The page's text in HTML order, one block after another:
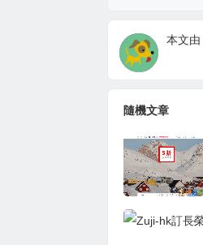
本文由
隨機文章